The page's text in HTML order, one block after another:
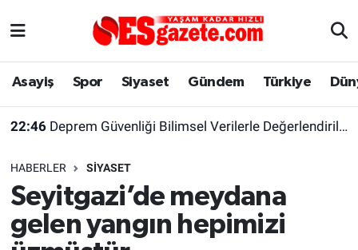
Asayiş Spor Siyaset Gündem Türkiye
22:46 Deprem Güvenliği Bilimsel Verilerle Değerlendirilmeli
HABERLER SIYASET
Seyitgazi’de meydana
gelen yangın hepimizi
Asayiş
Gündem
Türkiye
Yaşam
Eskişehirspor Arşivi
Eskişehir Arşivi
Eskişehir Nöbetçi Eczaneler
Süper Lig Puan Durumu ve Fikstür
Tüm Manşetler